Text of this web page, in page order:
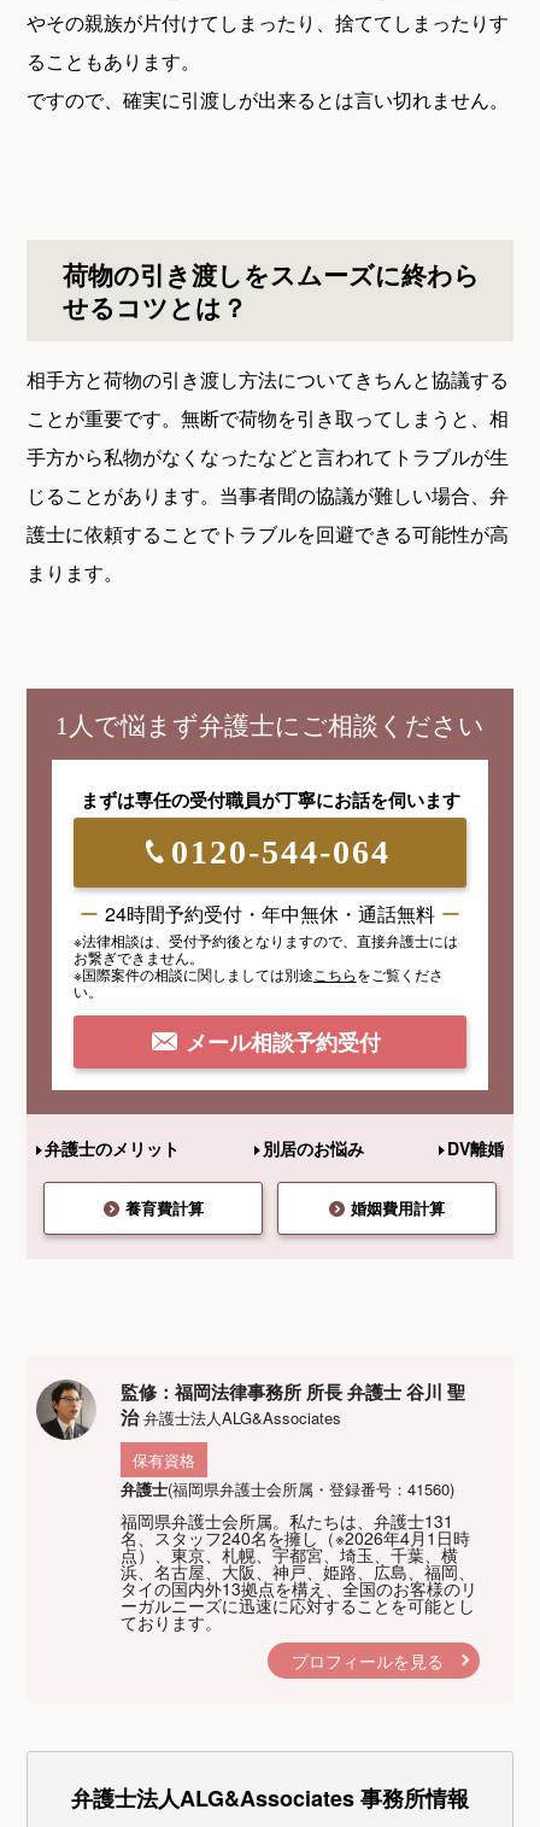
やその親族が片付けてしまったり、捨ててしまったりす
ることもあります。
ですので、確実に引渡しが出来るとは言い切れません。
荷物の引き渡しをスムーズに終わら
せるコツとは？
相手方と荷物の引き渡し方法についてきちんと協議する
ことが重要です。無断で荷物を引き取ってしまうと、相
手方から私物がなくなったなどと言われてトラブルが生
じることがあります。当事者間の協議が難しい場合、弁
護士に依頼することでトラブルを回避できる可能性が高
まります。
1人で悩まず弁護士にご相談ください
まずは専任の受付職員が丁寧にお話を伺います
0120-544-064
24時間予約受付・年中無休・通話無料
※法律相談は、受付予約後となりますので、 直接弁護士には
お繋ぎできません。
※国際案件の相談に関しましては別途 こちらをご覧くださ
い。
メール相談予約受付
弁護士のメリット 別居のお悩み DV離婚
養育費計算 婚姻費用計算
監修：福岡法律事務所 所長 弁護士 谷川 聖
治弁護士法人ALG&Associates
保有資格
弁護士(福岡県弁護士会所属・登録番号：41560)
福岡県弁護士会所属。私たちは、弁護士131
名、スタッフ240名を擁し（※2026年4月1日時
点）、東京、札幌、宇都宮、埼玉、千葉、横
浜、名古屋、大阪、神戸、姫路、広島、福岡、
タイの国内外13拠点を構え、全国のお客様のリ
ーガルニーズに迅速に応対することを可能とし
ております。
プロフィールを見る
弁護士法人ALG&Associates事務所情報